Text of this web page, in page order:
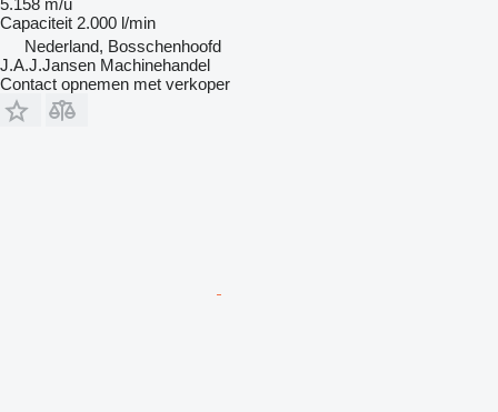
5.158 m/u
Capaciteit 2.000 l/min
Nederland, Bosschenhoofd
J.A.J.Jansen Machinehandel
Contact opnemen met verkoper